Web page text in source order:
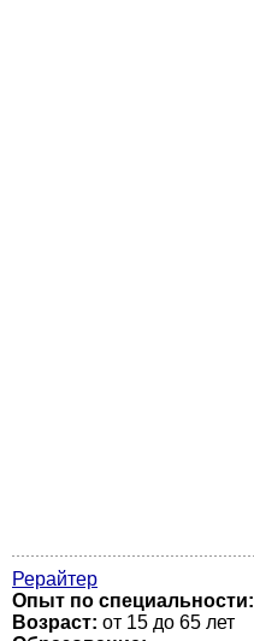
Рерайтер
Опыт по специальности:
Возраст: от 15 до 65 лет